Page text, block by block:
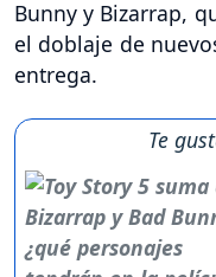
Bunny y Bizarrap,
el doblaje de
entrega.
Te